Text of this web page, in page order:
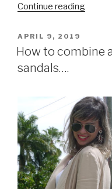
Continue reading
POSTED
ON
APRIL 9, 2019
How to combine
sandals….